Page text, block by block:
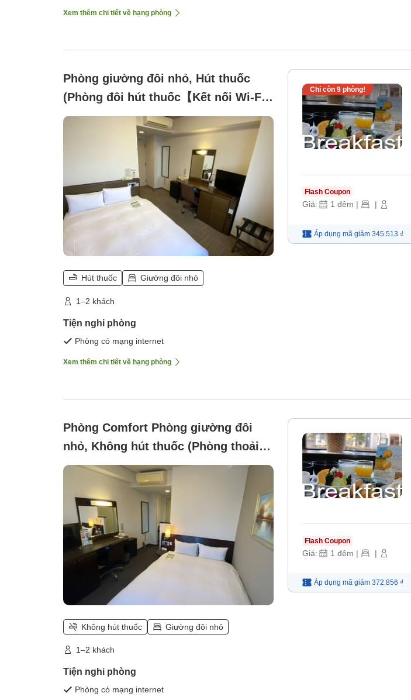
Xem thêm chi tiết về hạng phòng
Phòng giường đôi nhỏ, Hút thuốc
(Phòng đôi hút thuốc【Kết nối Wi-Fi
miễn phí・Trang bị máy lọc không
khí và tạo độ ẩm】)
Hút thuốc Giường đôi nhỏ
1–2 khách
Tiện nghi phòng
Phòng có mạng internet
Xem thêm chi tiết về hạng phòng
Chỉ còn 9phòng!
Flash Coupon
Giá: 1 đêm | |
Áp dụng mã giảm 345.513 ₫
Phòng Comfort Phòng giường đôi
nhỏ, Không hút thuốc (Phòng thoải
mái giường đôi nhỏ không hút thuốc)
Không hút thuốc Giường đôi nhỏ
1–2 khách
Tiện nghi phòng
Phòng có mạng internet
Flash Coupon
Giá: 1 đêm | |
Áp dụng mã giảm 372.856 ₫